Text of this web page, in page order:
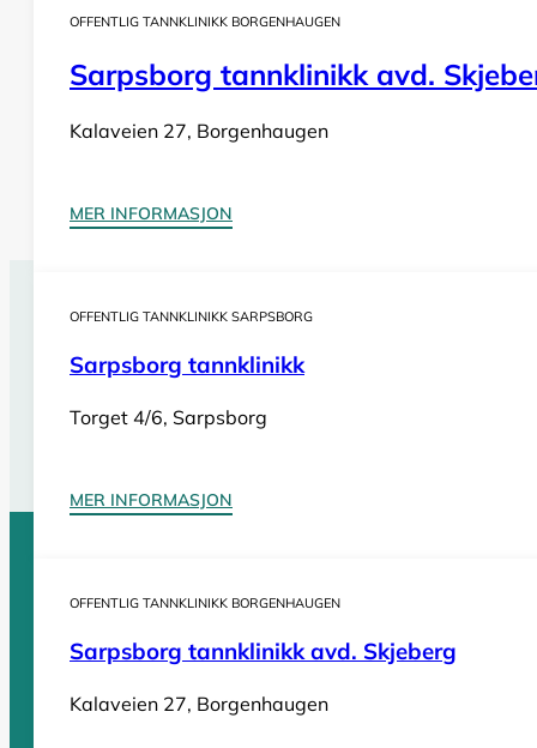
OFFENTLIG TANNKLINIKK BORGENHAUGEN
Sarpsborg tannklinikk avd.
Kalaveien 27, Borgenhaugen
MER INFORMASJON
OFFENTLIG TANNKLINIKK SARPSBORG
Sarpsborg tannklinikk
Torget 4/6, Sarpsborg
MER INFORMASJON
OFFENTLIG TANNKLINIKK BORGENHAUGEN
Sarpsborg tannklinikk avd. Skjeberg
Kalaveien 27, Borgenhaugen
Tannlegevakt Greåker
Har du behov forakutt tannlegehjelp
Sider
Tannleger Norge